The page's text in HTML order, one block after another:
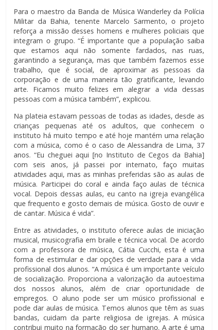
Para o maestro da Banda de Música Wanderley da Polícia
Militar da Bahia, tenente Marcelo Sarmento, o projeto
reforça a missão desses homens e mulheres policiais que
integram o grupo. “É importante que a população saiba
que estamos aqui não somente fardados, nas ruas,
garantindo a segurança, mas que também fazemos esse
trabalho, que é social, de aproximar as pessoas da
corporação e de uma maneira tão gratificante, levando
arte. Ficamos muito felizes em alegrar a vida dessas
pessoas com a música também”, explicou.
Na plateia estavam pessoas de todas as idades, desde as
crianças pequenas até os adultos, que conhecem o
instituto há muito tempo e até hoje mantém uma relação
com a música, como é o caso de Alessandra de Lima, 37
anos. “Eu cheguei aqui [no Instituto de Cegos da Bahia]
com seis anos, já passei por internato, faço muitas
atividades aqui, mas as minhas preferidas são as aulas de
música. Participei do coral e ainda faço aulas de técnica
vocal. Depois dessas aulas, eu canto na igreja evangélica
que frequento e gosto demais de música. Gosto de ouvir e
de cantar. Música é vida”.
Entre as atividades, o instituto oferece aulas de iniciação
musical, musicografia em braile e técnica vocal. De acordo
com a professora de música, Cátia Cucchi, esta é uma
forma de estimular e dar opções de verdade para a vida
profissional dos alunos. “A música é um importante veículo
de socialização. Proporciona a valorização da autoestima
dos nossos alunos, além de criar oportunidade de
empregos. O aluno pode ser um músico profissional e
pode dar aulas de música. Temos alunos que têm as suas
bandas, cuidam da parte religiosa de igrejas. A música
contribui muito na formação do ser humano. A arte é uma